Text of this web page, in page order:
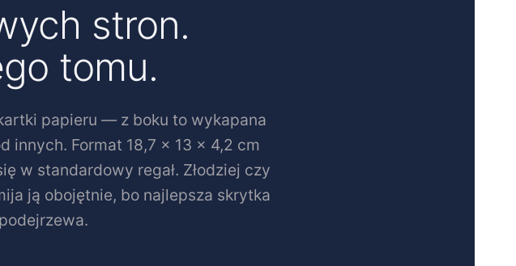
stron.
tomu.
papieru — z boku to wykapana
innych. Format 18,7 × 13 × 4,2 cm
w standardowy regał. Złodziej czy
ją obojętnie, bo najlepsza skrytka